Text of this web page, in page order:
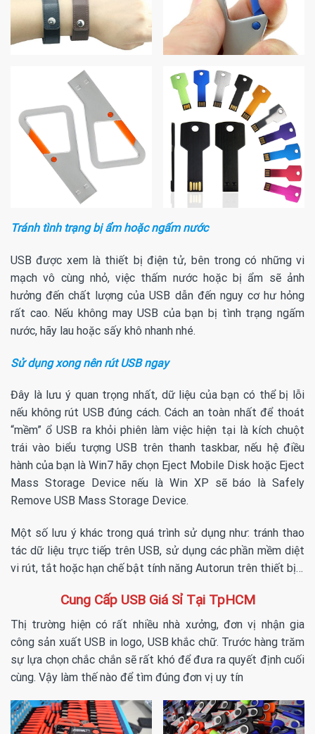
Tránh tình trạng bị ẩm hoặc ngấm nước
USB được xem là thiết bị điện tử, bên trong có những vi
mạch vô cùng nhỏ, việc thấm nước hoặc bị ẩm sẽ ảnh
hưởng đến chất lượng của USB dẫn đến nguy cơ hư hỏng
rất cao. Nếu không may USB của bạn bị tình trạng ngấm
nước, hãy lau hoặc sấy khô nhanh nhé.
Sử dụng xong nên rút USB ngay
Đây là lưu ý quan trọng nhất, dữ liệu của bạn có thể bị lỗi
nếu không rút USB đúng cách. Cách an toàn nhất để thoát
“mềm” ổ USB ra khỏi phiên làm việc hiện tại là kích chuột
trái vào biểu tượng USB trên thanh taskbar, nếu hệ điều
hành của bạn là Win7 hãy chọn Eject Mobile Disk hoặc Eject
Mass Storage Device nếu là Win XP sẽ báo là Safely
Remove USB Mass Storage Device.
Một số lưu ý khác trong quá trình sử dụng như: tránh thao
tác dữ liệu trực tiếp trên USB, sử dụng các phần mềm diệt
vi rút, tắt hoặc hạn chế bật tính năng Autorun trên thiết bị…
Cung Cấp USB Giá Sỉ Tại TpHCM
Thị trường hiện có rất nhiều nhà xưởng, đơn vị nhận gia
công sản xuất USB in logo, USB khắc chữ. Trước hàng trăm
sự lựa chọn chắc chắn sẽ rất khó để đưa ra quyết định cuối
cùng. Vậy làm thế nào để tìm đúng đơn vị uy tín